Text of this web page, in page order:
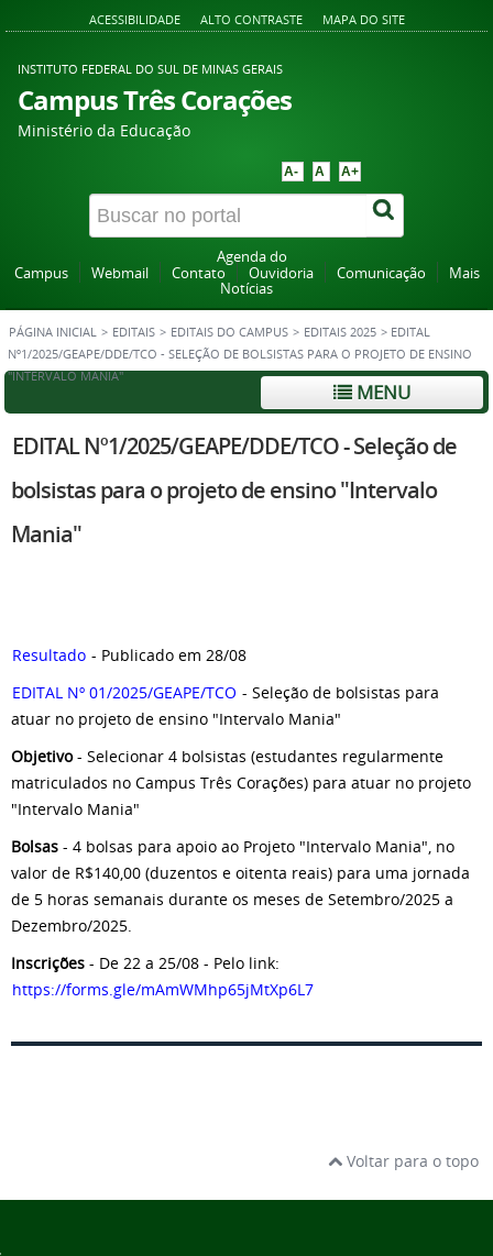
ACESSIBILIDADE ALTO CONTRASTE MAPA DO SITE
INSTITUTO FEDERAL DO SUL DE MINAS GERAIS
Campus Três Corações
Ministério da Educação
A- A A+
Agenda do
Campus
Webmail Contato Ouvidoria Comunicação
Mais
Notícias
PÁGINA INICIAL > EDITAIS > EDITAIS DO CAMPUS > EDITAIS 2025 > EDITAL
Nº1/2025/GEAPE/DDE/TCO - SELEÇÃO DE BOLSISTAS PARA O PROJETO DE ENSINO
"INTERVALO MANIA"
MENU
EDITAL Nº1/2025/GEAPE/DDE/TCO - Seleção de
bolsistas para o projeto de ensino "Intervalo
Mania"
Resultado - Publicado em 28/08
EDITAL Nº 01/2025/GEAPE/TCO - Seleção de bolsistas para
atuar no projeto de ensino "Intervalo Mania"
Objetivo- Selecionar 4 bolsistas (estudantes regularmente
matriculados no Campus Três Corações) para atuar no projeto
"Intervalo Mania"
Bolsas - 4 bolsas para apoio ao Projeto "Intervalo Mania", no
valor de R$140,00 (duzentos e oitenta reais) para uma jornada
de 5 horas semanais durante os meses de Setembro/2025 a
Dezembro/2025.
Inscrições - De 22 a 25/08 - Pelo link:
https://forms.gle/mAmWMhp65jMtXp6L7
Voltar para o topo